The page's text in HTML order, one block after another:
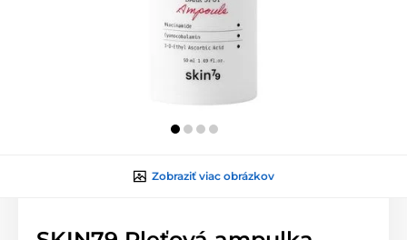
Zobraziť viac obrázkov